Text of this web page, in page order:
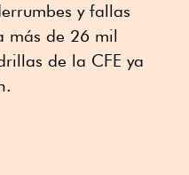
y fallas
más de 26 mil
de la CFE ya